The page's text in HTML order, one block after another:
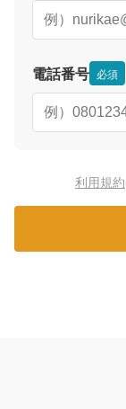
電話番号 必須
利用規約